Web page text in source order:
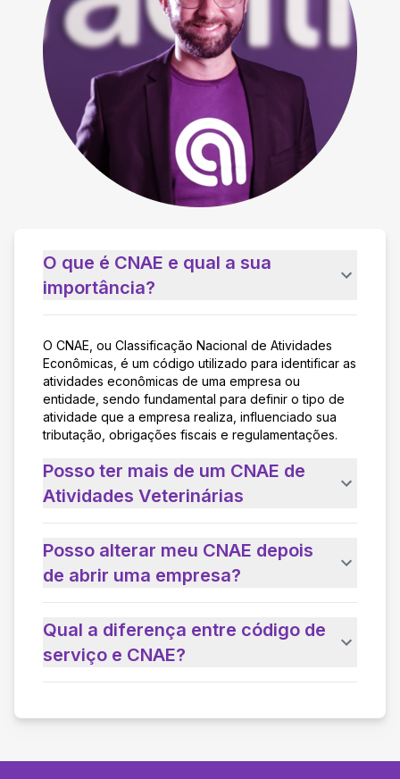
O que é CNAE e qual a sua
importância?
O CNAE, ou Classificação Nacional de Atividades
Econômicas, é um código utilizado para identificar as
atividades econômicas de uma empresa ou
entidade, sendo fundamental para definir o tipo de
atividade que a empresa realiza, influenciado sua
tributação, obrigações fiscais e regulamentações.
Posso ter mais de um CNAE de
Atividades Veterinárias
Posso alterar meu CNAE depois
de abrir uma empresa?
Qual a diferença entre código de
serviço e CNAE?